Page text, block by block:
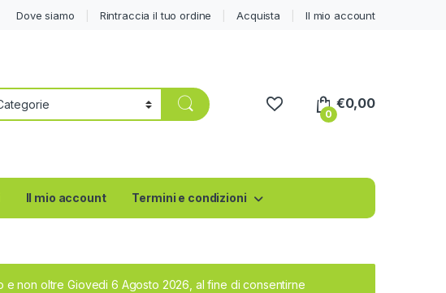
Dove siamo Rintraccia il tuo ordine Acquista Il mio account
0
€0,00
Il mio account Termini e condizioni
non oltre Giovedi 6 Agosto 2026, al fine di consentirne